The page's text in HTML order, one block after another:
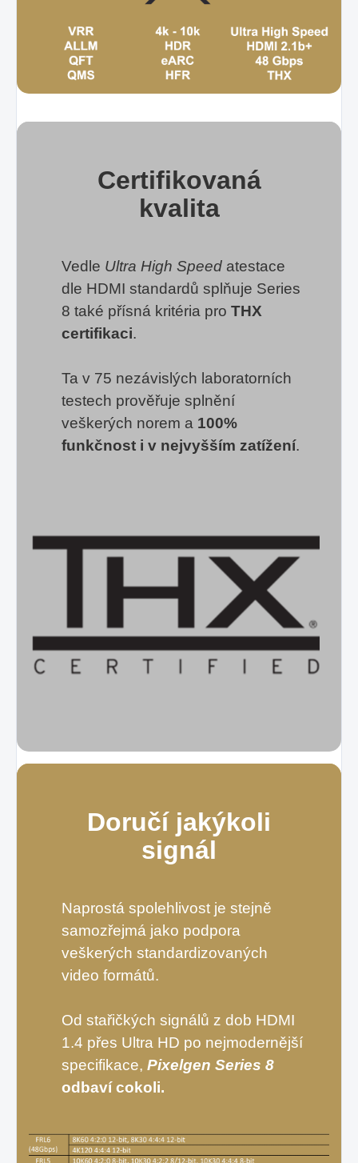
Certifikovaná
kvalita
Vedle Ultra High Speed atestace
dle HDMI standardů splňuje Series
8 také přísná kritéria proTHX
certifikaci.
Ta v 75 nezávislých laboratorních
testech prověřuje splnění
veškerých norem a 100%
funkčnost i v nejvyšším zatížení.
Doručí jakýkoli
signál
Naprostá spolehlivost je stejně
samozřejmá jako podpora
veškerých standardizovaných
video formátů.
Od stařičkých signálů z dob HDMI
1.4 přes Ultra HD po nejmodernější
specifikace,PixelgenSeries 8
odbaví cokoli.